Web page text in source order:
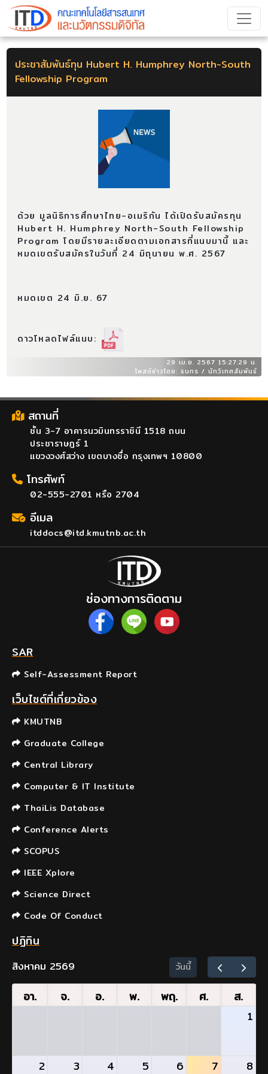
ประชาสัมพันธ์ทุน Hubert H. Humphrey North-South
Fellowship Program
ด้วย มูลนิธิการศึกษาไทย-อเมริกัน ได้เปิดรับสมัครทุน
Hubert H. Humphrey North-South Fellowship
Program โดยมีรายละเอียดตามเอกสารที่แนบมานี้ และ
หมดเขตรับสมัครในวันที่ 24 มิถุนายน พ.ศ. 2567
หมดเขต 24 มิ.ย. 67
ดาวโหลดไฟล์แนบ:
29 เม.ย. 2567 15:27:29 น.
โพสต์ข่าวโดย: ธนกร / นักวิเทศสัมพันธ์
สถานที่
ชั้น 3-7 อาคารนวมินทรราชินี 1518 ถนน
ประชาราษฎร์ 1
แขวงวงศ์สว่าง เขตบางซื่อ กรุงเทพฯ 10800
โทรศัพท์
02-555-2701 หรือ 2704
อีเมล
itddocs@itd.kmutnb.ac.th
ช่องทางการติดตาม
SAR
Self-Assessment Report
เว็บไซต์ที่เกี่ยวข้อง
KMUTNB
Graduate College
Central Library
Computer & IT Institute
ThaiLis Database
Conference Alerts
SCOPUS
IEEE Xplore
Science Direct
Code Of Conduct
ปฏิทิน
สิงหาคม 2569 วันนี้
อา. จ. อ. พ. พฤ. ศ. ส.
1
2 3 4 5 6 7 8